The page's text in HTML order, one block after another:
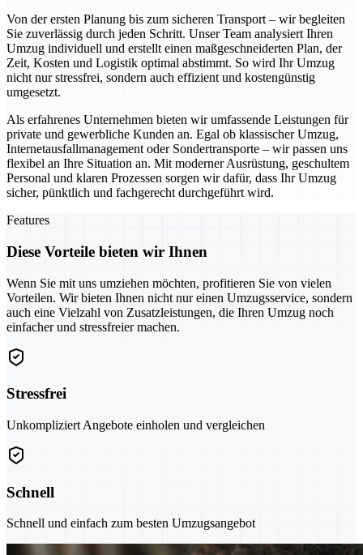
Von der ersten Planung bis zum sicheren Transport – wir begleiten
Sie zuverlässig durch jeden Schritt. Unser Team analysiert Ihren
Umzug individuell und erstellt einen maßgeschneiderten Plan, der
Zeit, Kosten und Logistik optimal abstimmt. So wird Ihr Umzug
nicht nur stressfrei, sondern auch effizient und kostengünstig
umgesetzt.
Als erfahrenes Unternehmen bieten wir umfassende Leistungen für
private und gewerbliche Kunden an. Egal ob klassischer Umzug,
Internetausfallmanagement oder Sondertransporte – wir passen uns
flexibel an Ihre Situation an. Mit moderner Ausrüstung, geschultem
Personal und klaren Prozessen sorgen wir dafür, dass Ihr Umzug
sicher, pünktlich und fachgerecht durchgeführt wird.
Features
Diese Vorteile bieten wir Ihnen
Wenn Sie mit uns umziehen möchten, profitieren Sie von vielen
Vorteilen. Wir bieten Ihnen nicht nur einen Umzugsservice, sondern
auch eine Vielzahl von Zusatzleistungen, die Ihren Umzug noch
einfacher und stressfreier machen.
Stressfrei
Unkompliziert Angebote einholen und vergleichen
Schnell
Schnell und einfach zum besten Umzugsangebot